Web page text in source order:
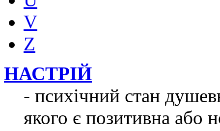
V
Z
НАСТРІЙ
- психічний стан
якого є позитивна або